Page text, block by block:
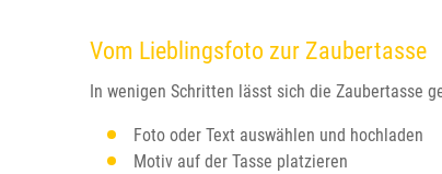
Vom Lieblingsfoto zur Zaubertasse
In wenigen Schritten lässt sich die Zaubertasse
Foto oder Text auswählen und hochladen
Motiv auf der Tasse platzieren